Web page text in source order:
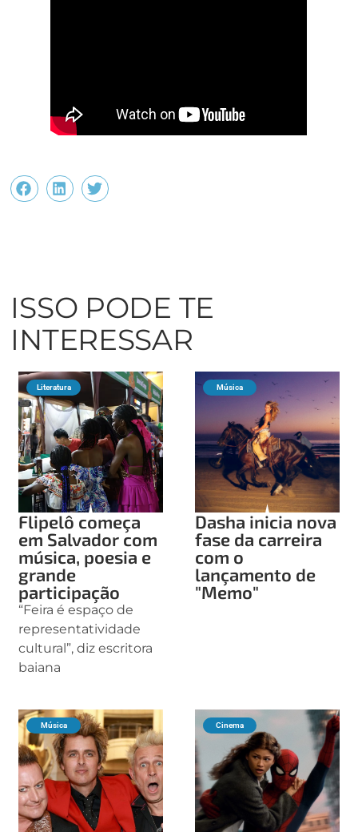
ISSO PODE TE
INTERESSAR
Literatura
Flipelô começa
em Salvador com
música, poesia e
grande
participação
“Feira é espaço de
representatividade
cultural”, diz escritora
baiana
Música
Dasha inicia nova
fase da carreira
com o
lançamento de
"Memo"
Música Cinema